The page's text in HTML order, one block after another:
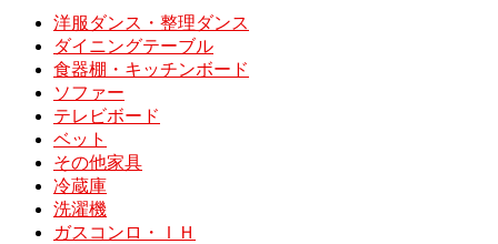
洋服ダンス・整理ダンス
ダイニングテーブル
食器棚・キッチンボード
ソファー
テレビボード
ベット
その他家具
冷蔵庫
洗濯機
ガスコンロ・ＩＨ